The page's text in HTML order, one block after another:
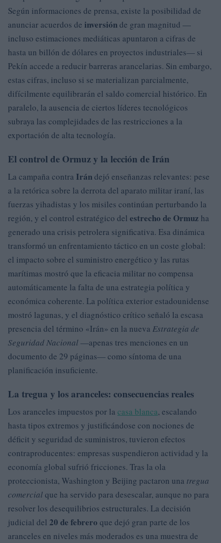
Según informaciones de prensa, existe la posibilidad de
anunciar acuerdos de inversiónde gran magnitud —
incluso estimaciones mediáticas apuntaron a cifras de
hasta un billón de dólares en proyectos industriales— si
Pekín accede a reducir barreras arancelarias. Sin embargo,
estas cifras, incluso si se materializan parcialmente,
difícilmente equilibrarán el saldo comercial histórico. En
paralelo, la ausencia de ciertos líderes tecnológicos
subraya las complejidades de las restricciones a la
exportación de alta tecnología.
El control de Ormuz y la lección de Irán
La campaña contra Irándejó enseñanzas relevantes: pese
a la retórica sobre la derrota del aparato militar iraní, las
fuerzas yihadistas y los misiles continúan perturbando la
región, y el control estratégico del estrecho de Ormuz ha
generado una crisis petrolera significativa. Esa dinámica
transformó un enfrentamiento táctico en un coste global:
el impacto sobre el suministro energético y las rutas
marítimas mostró que la eficacia militar no compensa
automáticamente la falta de una estrategia política y
económica coherente. La política exterior estadounidense
mostró lagunas, y el diagnóstico crítico señaló la escasa
presencia del término «Irán» en la nueva Estrategia de
Seguridad Nacional—apenas tres menciones en un
documento de 29 páginas— como síntoma de una
planificación insuficiente.
La tregua y los aranceles: consecuencias reales
Los aranceles impuestos por la casa blanca, escalando
hasta tipos extremos y justificándose con nociones de
déficit y seguridad de suministros, tuvieron efectos
contraproducentes: empresas suspendieron actividad y la
economía global sufrió fricciones. Tras la ola
proteccionista, Washington y Beijing pactaron una tregua
comercialque ha servido para desescalar, aunque no para
resolver los desequilibrios estructurales. La decisión
judicial del 20 de febrero que dejó gran parte de los
aranceles en niveles más moderados es una muestra de